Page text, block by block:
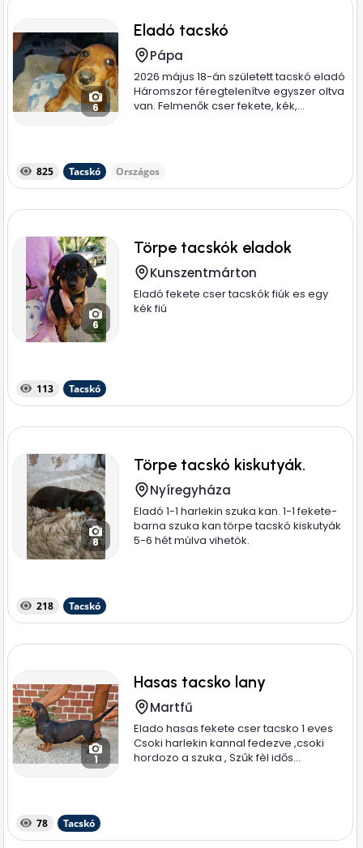
6
Eladó tacskó
Pápa
2026 május 18-án született tacskó eladó
Háromszor féregtelenítve egyszer oltva
van. Felmenők cser fekete, kék,...
825 Tacskó Országos
6
Törpe tacskók eladok
Kunszentmárton
Eladó fekete cser tacskók fiúk es egy
kék fiú
113 Tacskó
8
Törpe tacskó kiskutyák.
Nyíregyháza
Eladó 1-1 harlekin szuka kan. 1-1 fekete-
barna szuka kan törpe tacskó kiskutyák
5-6 hét múlva vihetök.
218 Tacskó
1
Hasas tacsko lany
Martfű
Elado hasas fekete cser tacsko 1 eves
Csoki harlekin kannal fedezve ,csoki
hordozo a szuka , Szűk fèl idős...
78 Tacskó